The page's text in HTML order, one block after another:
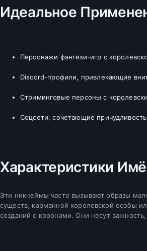
Идеальное
Персонажи фэнтези-игр с
Discord-профили, привлекающие
Стриминговые персоны с
Соцсети, сочетающие причудливость
Характеристики
Эти никнеймы часто вызывают образы
существ, карманной королевской особы
созданий с коронами. Они несут